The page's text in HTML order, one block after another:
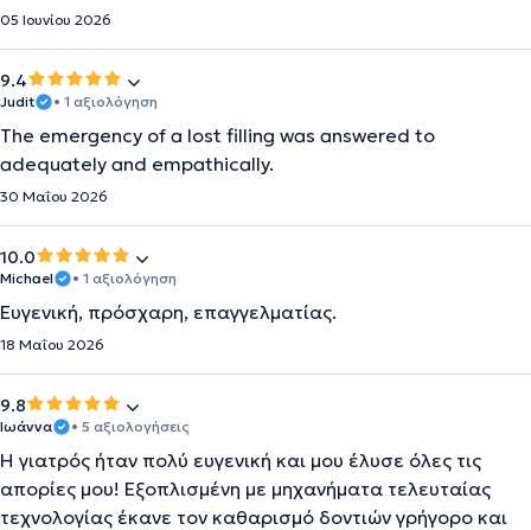
05 Ιουνίου 2026
9.4
Judit • 1 αξιολόγηση
The emergency of a lost filling was answered to
adequately and empathically.
30 Μαΐου 2026
10.0
Michael • 1 αξιολόγηση
Ευγενική, πρόσχαρη, επαγγελματίας.
18 Μαΐου 2026
9.8
Ιωάννα • 5 αξιολογήσεις
Η γιατρός ήταν πολύ ευγενική και μου έλυσε όλες τις
απορίες μου! Εξοπλισμένη με μηχανήματα τελευταίας
τεχνολογίας έκανε τον καθαρισμό δοντιών γρήγορο και